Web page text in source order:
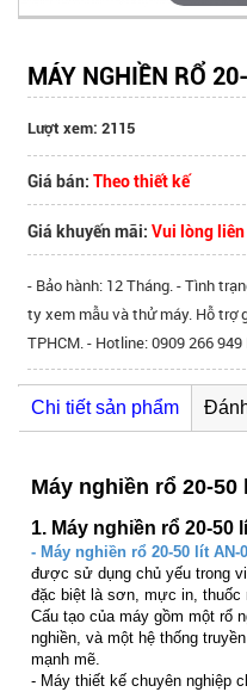
MÁY NGHIỀN RỔ
Lượt xem: 2115
Giá bán:Theo thiết kế
Giá khuyến mãi:Vui lòng liên
- Bảo hành: 12 Tháng. - Tình
ty xem mẫu và thử máy. Hỗ trợ
TPHCM. - Hotline: 0909 266 949
Chi tiết sản phẩm
Máy nghiền rổ 20-50
1. Máy nghiền rổ 20-50
- Máy nghiền rổ 20-50 lít AN-
được sử dụng chủ yếu trong
đặc biệt là sơn, mực in,
Cấu tạo của máy gồm một rổ
nghiền, và một hệ thống
mạnh mẽ.
- Máy thiết kế chuyên nghiệp